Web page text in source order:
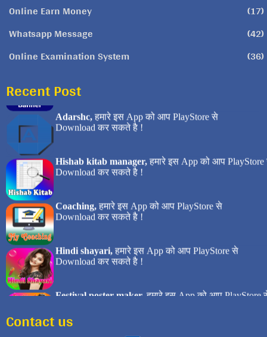
Online Earn Money
(17)
Whatsapp Message
(42)
Online Examination System
(36)
Recent Post
Contact us